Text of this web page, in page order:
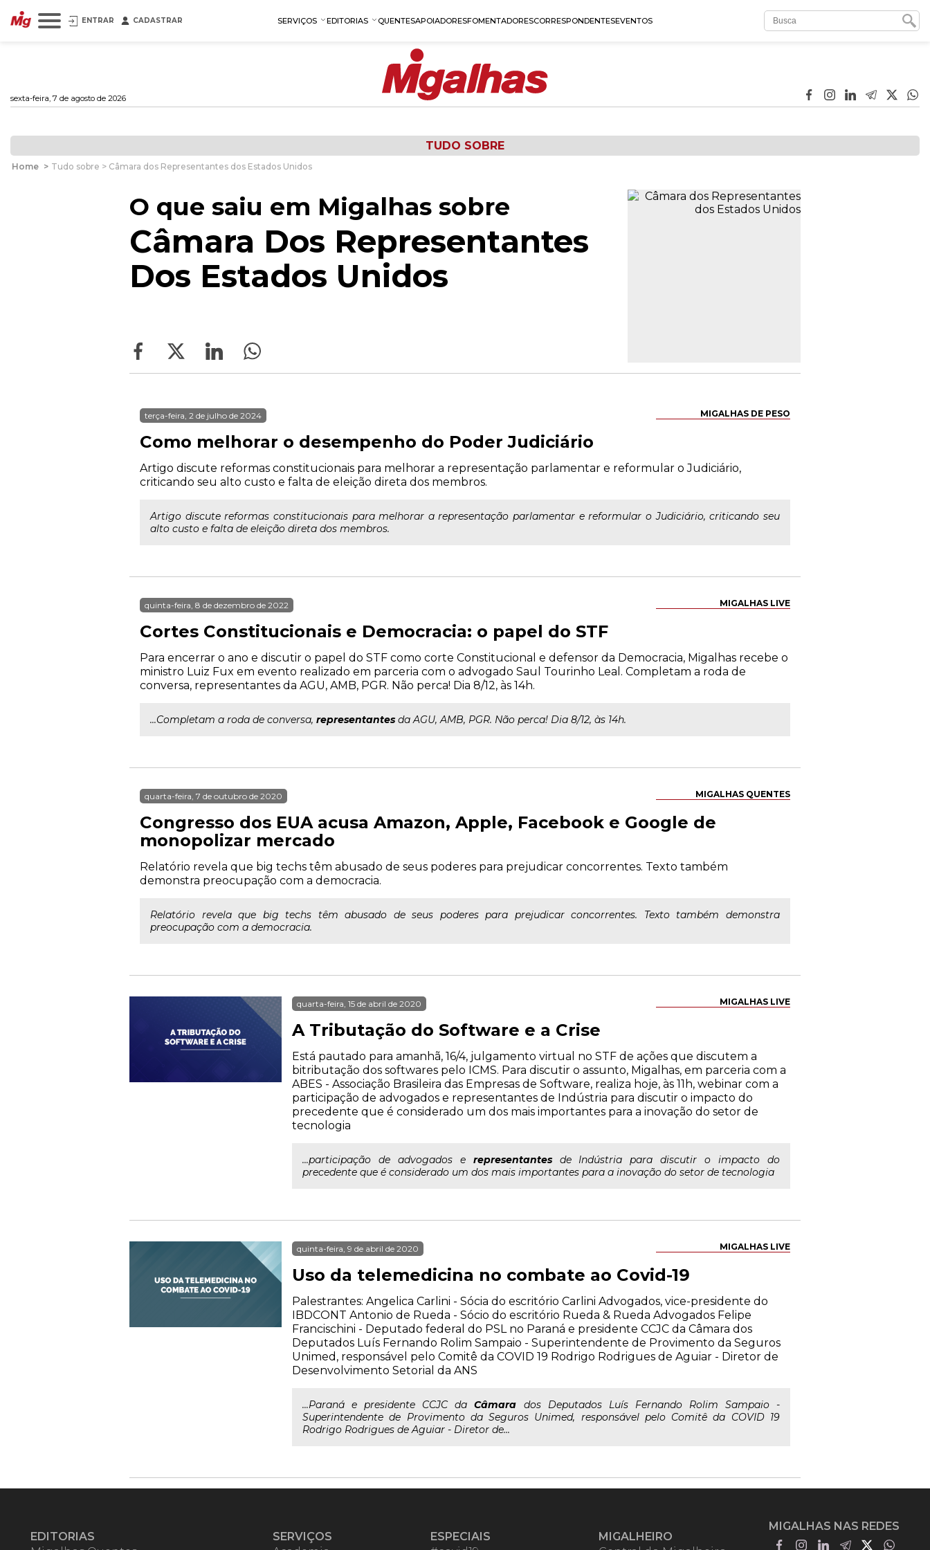
ENTRAR CADASTRAR SERVIÇOS EDITORIAS QUENTESAPOIADORESFOMENTADORESCORRESPONDENTESEVENTOS
sexta-feira, 7 de agosto de 2026
TUDO SOBRE
Home > Tudo sobre > Câmara dos Representantes dos Estados Unidos
O que saiu em Migalhas sobre
Câmara Dos Representantes
Dos Estados Unidos
MIGALHAS DE PESO
terça-feira, 2 de julho de 2024
Como melhorar o desempenho do Poder Judiciário
Artigo discute reformas constitucionais para melhorar a representação parlamentar e reformular o Judiciário,
criticando seu alto custo e falta de eleição direta dos membros.
Artigo discute reformas constitucionais para melhorar a representação parlamentar e reformular o Judiciário, criticando seu
alto custo e falta de eleição direta dos membros.
MIGALHAS LIVE
quinta-feira, 8 de dezembro de 2022
Cortes Constitucionais e Democracia: o papel do STF
Para encerrar o ano e discutir o papel do STF como corte Constitucional e defensor da Democracia, Migalhas recebe o
ministro Luiz Fux em evento realizado em parceria com o advogado Saul Tourinho Leal. Completam a roda de
conversa, representantes da AGU, AMB, PGR. Não perca! Dia 8/12, às 14h.
...Completam a roda de conversa, representantes da AGU, AMB, PGR. Não perca! Dia 8/12, às 14h.
MIGALHAS QUENTES
quarta-feira, 7 de outubro de 2020
Congresso dos EUA acusa Amazon, Apple, Facebook e Google de
monopolizar mercado
Relatório revela que big techs têm abusado de seus poderes para prejudicar concorrentes. Texto também
demonstra preocupação com a democracia.
Relatório revela que big techs têm abusado de seus poderes para prejudicar concorrentes. Texto também demonstra
preocupação com a democracia.
MIGALHAS LIVE
quarta-feira, 15 de abril de 2020
A Tributação do Software e a Crise
Está pautado para amanhã, 16/4, julgamento virtual no STF de ações que discutem a
bitributação dos softwares pelo ICMS. Para discutir o assunto, Migalhas, em parceria com a
ABES - Associação Brasileira das Empresas de Software, realiza hoje, às 11h, webinar com a
participação de advogados e representantes de Indústria para discutir o impacto do
precedente que é considerado um dos mais importantes para a inovação do setor de
tecnologia
...participação de advogados e representantesde Indústria para discutir o impacto do
precedente que é considerado um dos mais importantes para a inovação do setor de tecnologia
MIGALHAS LIVE
quinta-feira, 9 de abril de 2020
Uso da telemedicina no combate ao Covid-19
Palestrantes: Angelica Carlini - Sócia do escritório Carlini Advogados, vice-presidente do
IBDCONT Antonio de Rueda - Sócio do escritório Rueda & Rueda Advogados Felipe
Francischini - Deputado federal do PSL no Paraná e presidente CCJC da Câmara dos
Deputados Luís Fernando Rolim Sampaio - Superintendente de Provimento da Seguros
Unimed, responsável pelo Comitê da COVID 19 Rodrigo Rodrigues de Aguiar - Diretor de
Desenvolvimento Setorial da ANS
...Paraná e presidente CCJC daCâmara dos Deputados Luís Fernando Rolim Sampaio -
Superintendente de Provimento da Seguros Unimed, responsável pelo Comitê da COVID 19
Rodrigo Rodrigues de Aguiar - Diretor de...
EDITORIAS
SERVIÇOS
ESPECIAIS
MIGALHEIRO
MIGALHAS NAS REDES